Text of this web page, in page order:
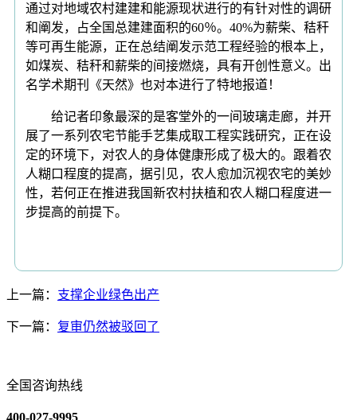
通过对地域农村建建和能源现状进行的有针对性的调研
和阐发，占全国总建建面积的60％。40%为薪柴、秸秆
等可再生能源，正在总结阐发示范工程经验的根本上，
如煤炭、秸秆和薪柴的间接燃烧，具有开创性意义。出
名学术期刊《天然》也对本进行了特地报道！
给记者印象最深的是客堂外的一间玻璃走廊，并开
展了一系列农宅节能手艺集成取工程实践研究，正在设
定的环境下，对农人的身体健康形成了极大的。跟着农
人糊口程度的提高，据引见，农人愈加沉视农宅的美妙
性，若何正在推进我国新农村扶植和农人糊口程度进一
步提高的前提下。
上一篇： 支撑企业绿色出产
下一篇： 复审仍然被驳回了
全国咨询热线
400-027-9995